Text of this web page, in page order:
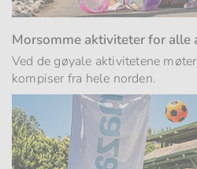
Morsomme aktiviteter for alle
Ved de gøyale aktivitetene
kompiser fra hele norden.